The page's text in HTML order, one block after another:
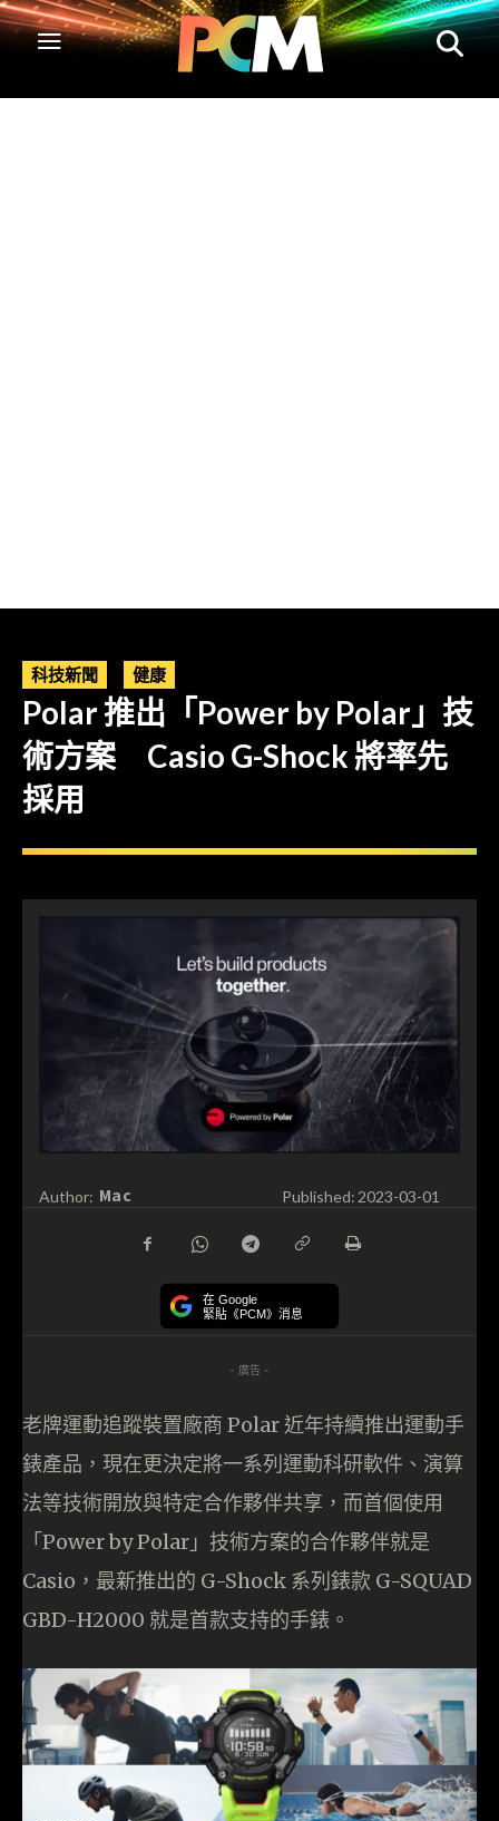
科技新聞 健康
Polar 推出「Power by Polar」技
術方案 Casio G-Shock 將率先
採用
Author: Mac Published: 2023-03-01
在 Google
緊貼《PCM》消息
- 廣告 -
老牌運動追蹤裝置廠商 Polar 近年持續推出運動手
錶產品，現在更決定將一系列運動科研軟件、演算
法等技術開放與特定合作夥伴共享，而首個使用
「Power by Polar」技術方案的合作夥伴就是
Casio，最新推出的 G-Shock 系列錶款 G-SQUAD
GBD-H2000 就是首款支持的手錶。